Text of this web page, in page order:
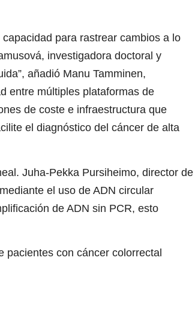
para rastrear cambios a lo
investigadora doctoral y
añadió Manu Tamminen,
entre múltiples plataformas de
de coste e infraestructura que
el diagnóstico del cáncer de alta
Juha-Pekka Pursiheimo, director de
el uso de ADN circular
de ADN sin PCR, esto
pacientes con cáncer colorrectal